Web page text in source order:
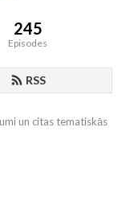
245
Episodes
RSS
un citas tematiskās